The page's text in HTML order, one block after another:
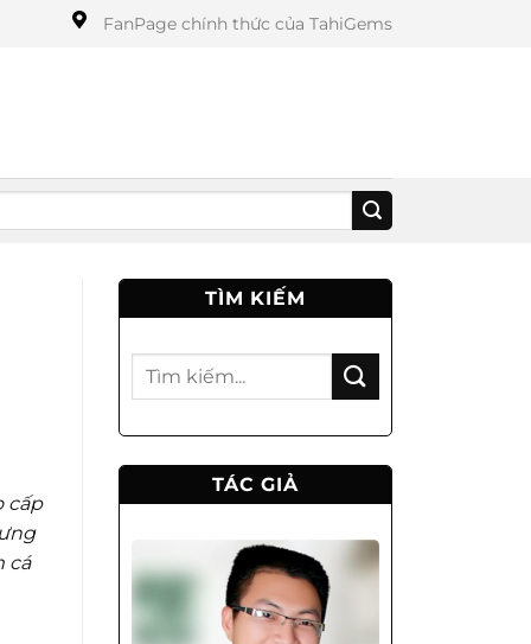
FanPage chính thức của TahiGems
cấp
cá
TÌM KIẾM
TÁC GIẢ